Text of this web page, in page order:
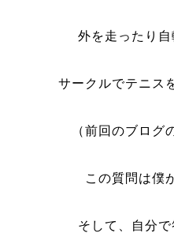
外を走ったり
サークルでテニス
（前回のブログ
この質問は僕
そして、自分で